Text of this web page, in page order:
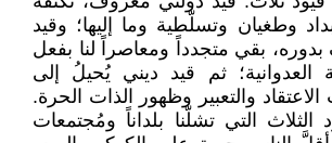
وطغيان وتسلّطية وما إليها؛ وقيد
بقي متجدداً ومعاصراً لنا بفعل
العدوانية؛ ثم قيد ديني يُحيلُ إلى
الاعتقاد والتعبير وظهور الذات الحرة.
الثلاث التي تشلّنا بلداناً ومُجتمعات